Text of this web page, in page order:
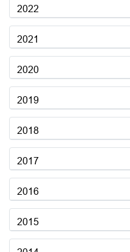
2022
2021
2020
2019
2018
2017
2016
2015